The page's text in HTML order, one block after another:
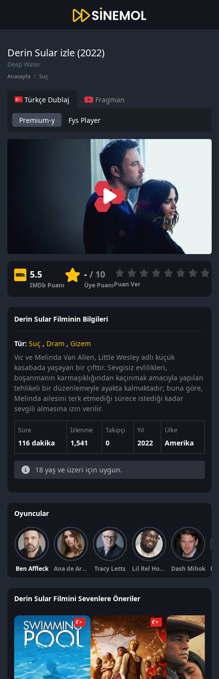
Derin Sular izle (2022)
Deep Water
Anasayfa Suç
Türkçe Dublaj Fragman
Premium-y Fys Player
5.5
IMDb Puanı
-/ 10
Üye PuanıPuan Ver
Derin Sular Filminin Bilgileri
Tür: Suç , Dram , Gizem
Vic ve Melinda Van Allen, Little Wesley adlı küçük
kasabada yaşayan bir çifttir. Sevgisiz evlilikleri,
boşanmanın karmaşıklığından kaçınmak amacıyla yapılan
tehlikeli bir düzenlemeyle ayakta kalmaktadır; buna göre,
Melinda ailesini terk etmediği sürece istediği kadar
sevgili almasına izin verilir.
Süre
116 dakika
İzlenme
1,541
Takipçi
0
Yıl
2022
Ülke
Amerika
18 yaş ve üzeri için uygun.
Oyuncular
Ben Affleck Ana de Armas Tracy Letts Lil Rel Howery Dash Mihok
Derin Sular Filmini Sevenlere Öneriler